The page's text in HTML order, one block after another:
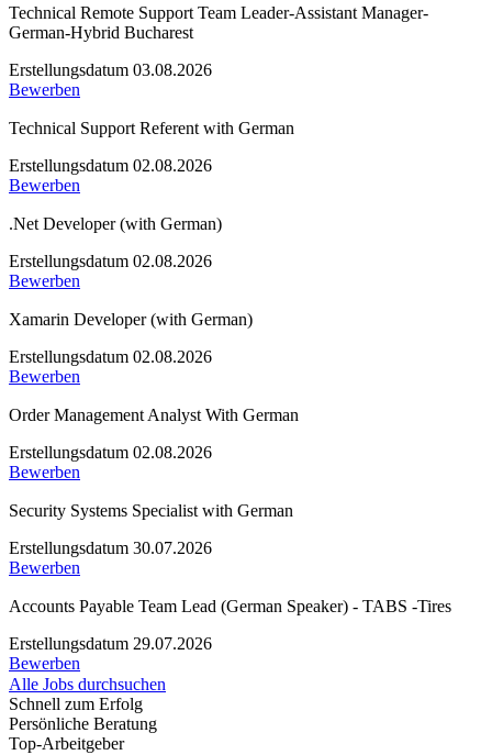
Technical Remote Support Team Leader-Assistant Manager-
German-Hybrid Bucharest
Erstellungsdatum 03.08.2026
Bewerben
Technical Support Referent with German
Erstellungsdatum 02.08.2026
Bewerben
.Net Developer (with German)
Erstellungsdatum 02.08.2026
Bewerben
Xamarin Developer (with German)
Erstellungsdatum 02.08.2026
Bewerben
Order Management Analyst With German
Erstellungsdatum 02.08.2026
Bewerben
Security Systems Specialist with German
Erstellungsdatum 30.07.2026
Bewerben
Accounts Payable Team Lead (German Speaker) - TABS -Tires
Erstellungsdatum 29.07.2026
Bewerben
Alle Jobs durchsuchen
Schnell zum Erfolg
Persönliche Beratung
Top-Arbeitgeber